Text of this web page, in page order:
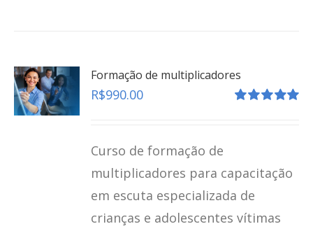
Formação de multiplicadores
R$990.00
Curso de formação de
multiplicadores para capacitação
em escuta especializada de
crianças e adolescentes vítimas
Depoimento Especial